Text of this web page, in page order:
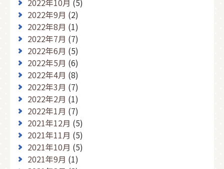
2022年9月 (2)
2022年8月 (1)
2022年7月 (7)
2022年6月 (5)
2022年5月 (6)
2022年4月 (8)
2022年3月 (7)
2022年2月 (1)
2022年1月 (7)
2021年12月 (5)
2021年11月 (5)
2021年10月 (5)
2021年9月 (1)